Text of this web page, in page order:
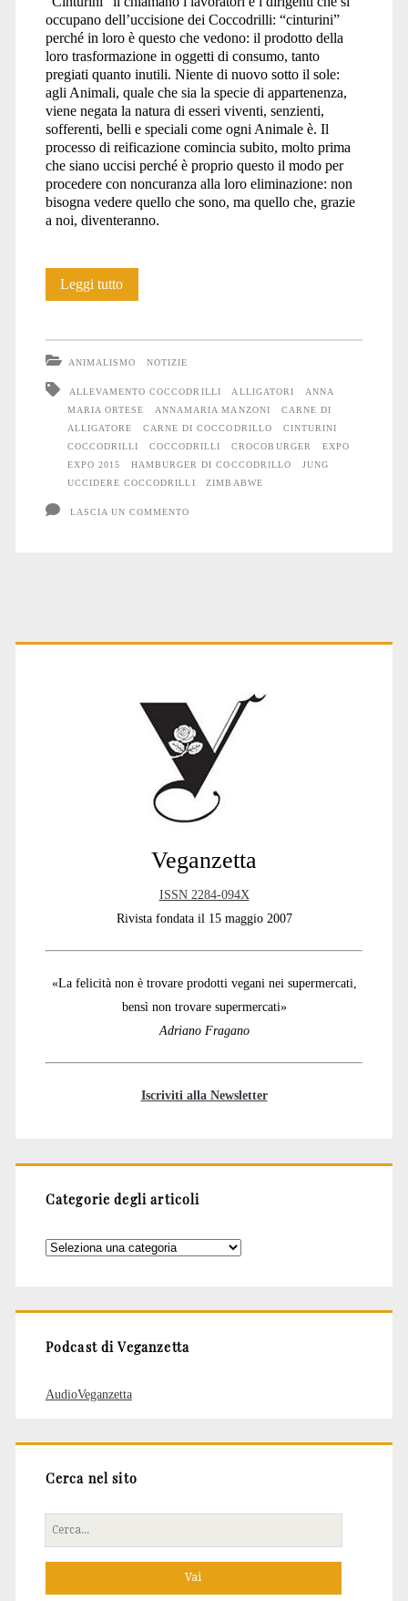
occupano dell’uccisione dei Coccodrilli: “cinturini”
perché in loro è questo che vedono: il prodotto della
loro trasformazione in oggetti di consumo, tanto
pregiati quanto inutili. Niente di nuovo sotto il sole:
agli Animali, quale che sia la specie di appartenenza,
viene negata la natura di esseri viventi, senzienti,
sofferenti, belli e speciali come ogni Animale è. Il
processo di reificazione comincia subito, molto prima
che siano uccisi perché è proprio questo il modo per
procedere con noncuranza alla loro eliminazione: non
bisogna vedere quello che sono, ma quello che, grazie
a noi, diventeranno.
Leggi tuttoCOCCODRILLI,
ANIMALISMO NOTIZIE
ALLEVAMENTO COCCODRILLI ALLIGATORI
ANNA
MARIA ORTESE
ANNAMARIA MANZONI
CARNE DI
ALLIGATORE
CARNE DI COCCODRILLO
CINTURINI
COCCODRILLI
COCCODRILLI CROCOBURGER
EXPO
EXPO 2015
HAMBURGER DI COCCODRILLO
JUNG
UCCIDERE COCCODRILLI
ZIMBABWE
LASCIA UN COMMENTO
Primary
Veganzetta
ISSN 2284-094X
Rivista fondata il 15 maggio 2007
«La felicità non è trovare prodotti vegani nei supermercati,
bensì non trovare supermercati»
Adriano Fragano
Iscriviti alla Newsletter
Categorie degli articoli
Categorie
Podcast di Veganzetta
AudioVeganzetta
Cerca nel sito
Cerca
per: